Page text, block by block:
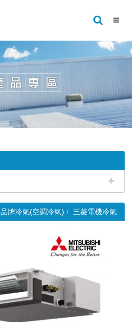
品牌冷氣(空調冷氣) 三菱電機冷氣